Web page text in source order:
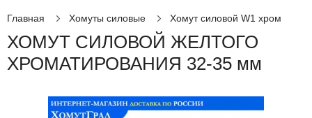
Главная Хомуты силовые Хомут силовой W1 хром
ХОМУТ СИЛОВОЙ ЖЕЛТОГО
ХРОМАТИРОВАНИЯ 32-35 мм